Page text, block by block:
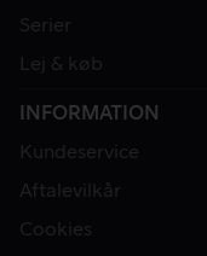
Serier
Lej & køb
INFORMATION
Kundeservice
Aftalevilkår
Cookies